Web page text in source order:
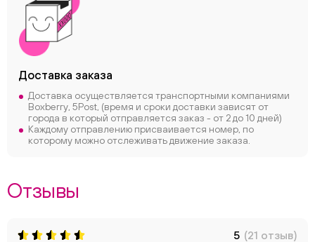
Доставка заказа
Доставка осуществляется транспортными компаниями
Boxberry, 5Post, (время и сроки доставки зависят от
города в который отправляется заказ - от 2 до 10 дней)
Каждому отправлению присваивается номер, по
которому можно отслеживать движение заказа.
Отзывы
5 (21 отзыв)